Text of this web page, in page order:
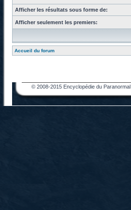
Afficher les résultats sous forme de:
Afficher seulement les premiers:
Accueil du forum
© 2008-2015 Encyclopédie du Paranormal